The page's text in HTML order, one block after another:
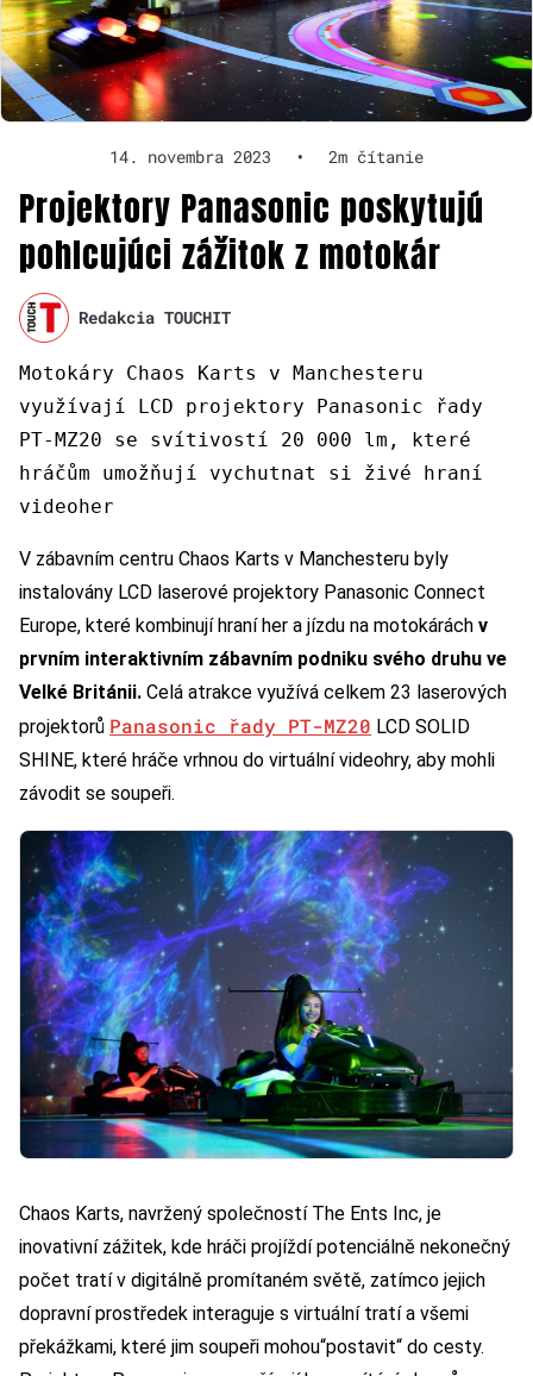
14. novembra 2023 • 2m čítanie
Projektory Panasonic poskytujú
pohlcujúci zážitok z motokár
Redakcia TOUCHIT
Motokáry Chaos Karts v Manchesteru
využívají LCD projektory Panasonic řady
PT-MZ20 se svítivostí 20 000 lm, které
hráčům umožňují vychutnat si živé hraní
videoher
V zábavním centru Chaos Karts v Manchesteru byly
instalovány LCD laserové projektory Panasonic Connect
Europe, které kombinují hraní her a jízdu na motokárách v
prvním interaktivním zábavním podniku svého druhu ve
Velké Británii. Celá atrakce využívá celkem 23 laserových
projektorů Panasonic řady PT-MZ20 LCD SOLID
SHINE, které hráče vrhnou do virtuální videohry, aby mohli
závodit se soupeři.
Chaos Karts, navržený společností The Ents Inc, je
inovativní zážitek, kde hráči projíždí potenciálně nekonečný
počet tratí v digitálně promítaném světě, zatímco jejich
dopravní prostředek interaguje s virtuální tratí a všemi
překážkami, které jim soupeři mohou“postavit“ do cesty.